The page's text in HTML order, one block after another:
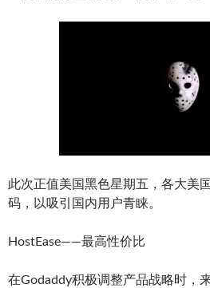
此次正值美国黑色星期五，各大美
码，以吸引国内用户青睐。
HostEase——最高性价比
在Godaddy积极调整产品战略时，